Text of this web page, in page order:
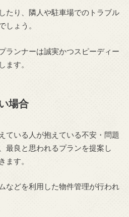
たり、隣人や駐車場でのトラブル
しょう。
ランナーは誠実かつスピーディー
ます。
場合
ている人が抱えている不安・問題
最良と思われるプランを提案し
ます。
などを利用した物件管理が行われ